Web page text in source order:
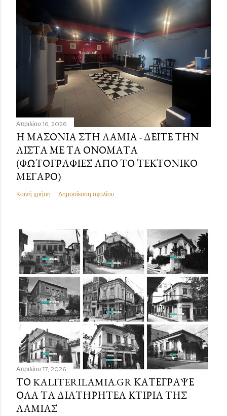
Απριλίου 16, 2026
Η ΜΑΣΟΝΊΑ ΣΤΗ ΛΑΜΊΑ - ΔΕΊΤΕ ΤΗΝ
ΛΊΣΤΑ ΜΕ ΤΑ ΟΝΌΜΑΤΑ
(ΦΩΤΟΓΡΑΦΊΕΣ ΑΠΌ ΤΟ ΤΕΚΤΟΝΙΚΌ
ΜΈΓΑΡΟ)
Κοινή χρήση Δημοσίευση σχολίου
Απριλίου 17, 2026
ΤΟ KALITERILAMIA.GR ΚΑΤΈΓΡΑΨΕ
ΌΛΑ ΤΑ ΔΙΑΤΗΡΗΤΈΑ ΚΤΊΡΙΑ ΤΗΣ
ΛΑΜΊΑΣ